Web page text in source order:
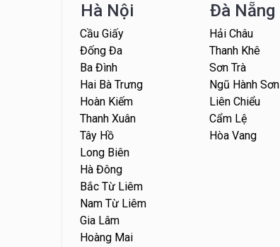
Hà Nội
Cầu Giấy
Đống Đa
Ba Đình
Hai Bà Trưng
Hoàn Kiếm
Thanh Xuân
Tây Hồ
Long Biên
Hà Đông
Bắc Từ Liêm
Nam Từ Liêm
Gia Lâm
Hoàng Mai
Đà Nẵng
Hải Châu
Thanh Khê
Sơn Trà
Ngũ Hành Sơn
Liên Chiểu
Cẩm Lệ
Hòa Vang